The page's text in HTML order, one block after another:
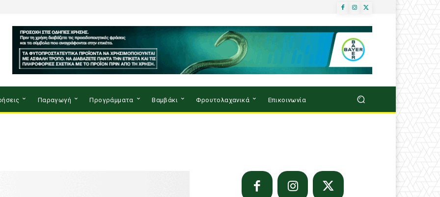
Παραγωγή Προγράμματα Βαμβάκι Φρουτολαχανικά Επικοινωνία